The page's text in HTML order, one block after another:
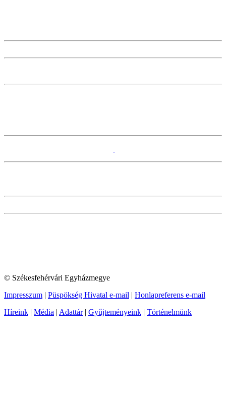
© Székesfehérvári Egyházmegye
Impresszum | Püspökség Hivatal e-mail | Honlapreferens e-mail
Híreink | Média | Adattár| Gyűjteményeink | Történelmünk